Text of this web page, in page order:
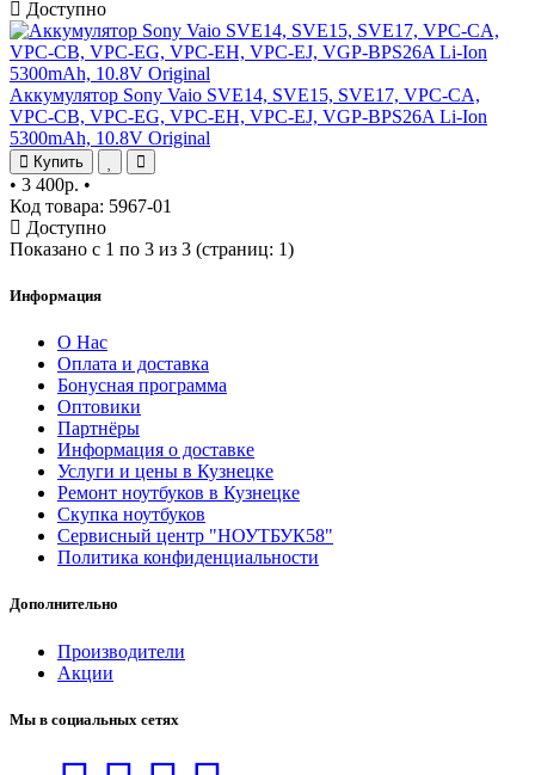
Доступно
Аккумулятор Sony Vaio SVE14, SVE15, SVE17, VPC-CA,
VPC-CB, VPC-EG, VPC-EH, VPC-EJ, VGP-BPS26A Li-Ion
5300mAh, 10.8V Original
Купить
• 3 400р. •
Код товара: 5967-01
Доступно
Показано с 1 по 3 из 3 (страниц: 1)
Информация
О Нас
Оплата и доставка
Бонусная программа
Оптовики
Партнёры
Информация о доставке
Услуги и цены в Кузнецке
Ремонт ноутбуков в Кузнецке
Скупка ноутбуков
Сервисный центр "НОУТБУК58"
Политика конфиденциальности
Дополнительно
Производители
Акции
Мы в социальных сетях